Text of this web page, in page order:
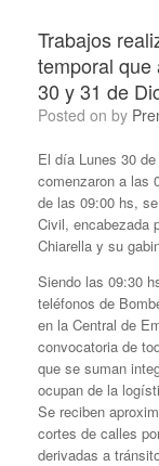
Trabajos
temporal
30 y 31 de
Posted on by
El día Lunes 30
comenzaron a las
de las 09:00 hs,
Civil, encabezada
Chiarella y su
Siendo las 09:30
teléfonos de
en la Central de
convocatoria de
que se suman
ocupan de la
Se reciben
cortes de calles
derivadas a